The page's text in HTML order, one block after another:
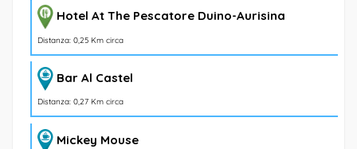
Hotel At The Pescatore Duino-Aurisina
Distanza: 0,25 Km circa
Bar Al Castel
Distanza: 0,27 Km circa
Mickey Mouse